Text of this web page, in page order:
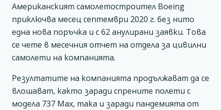
Американският самолетостроител Boeing
приключва месец септември 2020 г. без нито
една нова поръчка и с 62 анулирани заявки. Това
се чете в месечния отчет на отдела за цивилни
самолети на компанията.
Резултатите на компанията продължават да се
влошават, както заради спрените полети с
модела 737 Max, така и заради пандемията от